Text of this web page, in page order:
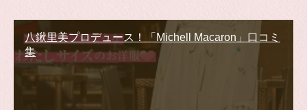
八鍬里美プロデュース！「Michell Macaron」口コミ
集